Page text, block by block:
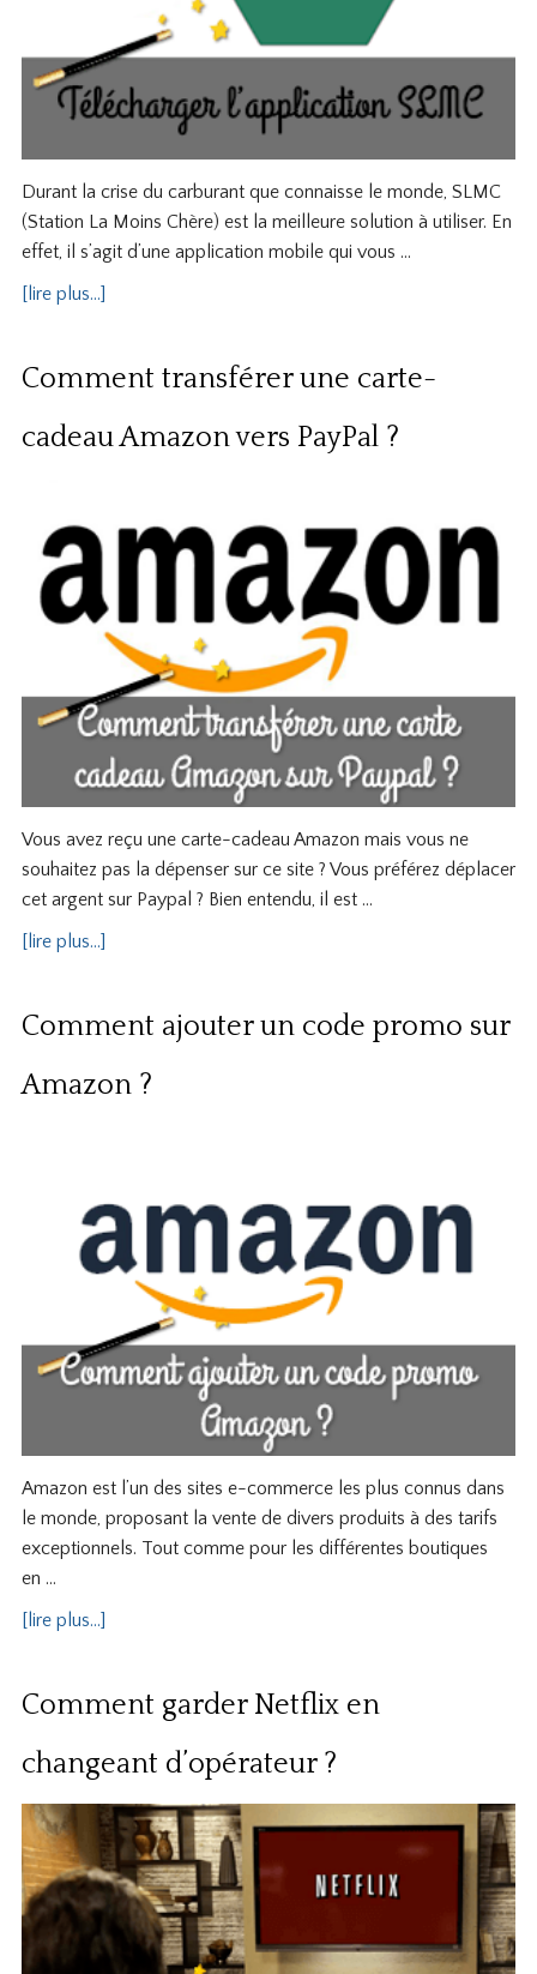
Durant la crise du carburant que connaisse le monde, SLMC
(Station La Moins Chère) est la meilleure solution à utiliser. En
effet, il s’agit d’une application mobile qui vous …
[lire plus...]
Comment transférer une carte-
cadeau Amazon vers PayPal ?
Vous avez reçu une carte-cadeau Amazon mais vous ne
souhaitez pas la dépenser sur ce site ? Vous préférez déplacer
cet argent sur Paypal ? Bien entendu, il est …
[lire plus...]
Comment ajouter un code promo sur
Amazon ?
Amazon est l’un des sites e-commerce les plus connus dans
le monde, proposant la vente de divers produits à des tarifs
exceptionnels. Tout comme pour les différentes boutiques
en …
[lire plus...]
Comment garder Netflix en
changeant d’opérateur ?